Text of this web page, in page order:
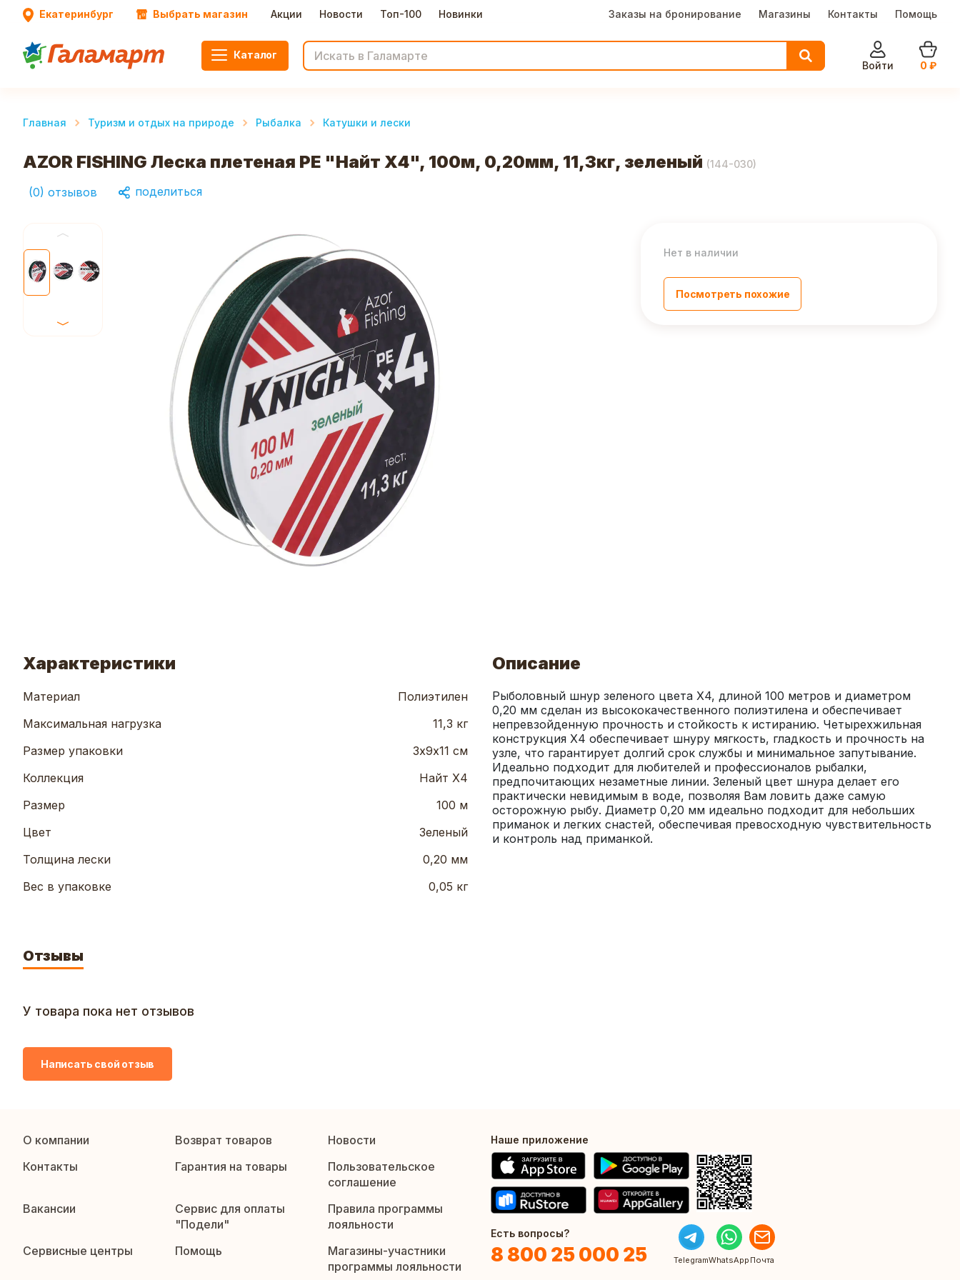
Екатеринбург Выбрать магазин Акции Новости Топ-100 Новинки Заказы на бронирование Магазины Контакты Помощь
Каталог
Войти
0 ₽
Главная Туризм и отдых на природе Рыбалка Катушки и лески
AZOR FISHING Леска плетеная PE "Найт Х4", 100м, 0,20мм, 11,3кг, зеленый (144-030)
(0) отзывов поделиться
Нет в наличии
Посмотреть похожие
Характеристики
Материал
Полиэтилен
Максимальная нагрузка
11,3 кг
Размер упаковки
3х9х11 см
Коллекция
Найт Х4
Размер
100 м
Цвет
Зеленый
Толщина лески
0,20 мм
Вес в упаковке
0,05 кг
Описание
Рыболовный шнур зеленого цвета Х4, длиной 100 метров и диаметром
0,20 мм сделан из высококачественного полиэтилена и обеспечивает
непревзойденную прочность и стойкость к истиранию. Четырехжильная
конструкция Х4 обеспечивает шнуру мягкость, гладкость и прочность на
узле, что гарантирует долгий срок службы и минимальное запутывание.
Идеально подходит для любителей и профессионалов рыбалки,
предпочитающих незаметные линии. Зеленый цвет шнура делает его
практически невидимым в воде, позволяя Вам ловить даже самую
осторожную рыбу. Диаметр 0,20 мм идеально подходит для небольших
приманок и легких снастей, обеспечивая превосходную чувствительность
и контроль над приманкой.
Отзывы
У товара пока нет отзывов
Написать свой отзыв
О компании Возврат товаров
Новости
Контакты
Гарантия на товары
Пользовательское
соглашение
Вакансии
Сервис для оплаты
"Подели"
Правила программы
лояльности
Сервисные центры
Помощь
Магазины-участники
программы лояльности
Наше приложение
Есть вопросы?
8 800 25 000 25 TelegramWhatsApp Почта